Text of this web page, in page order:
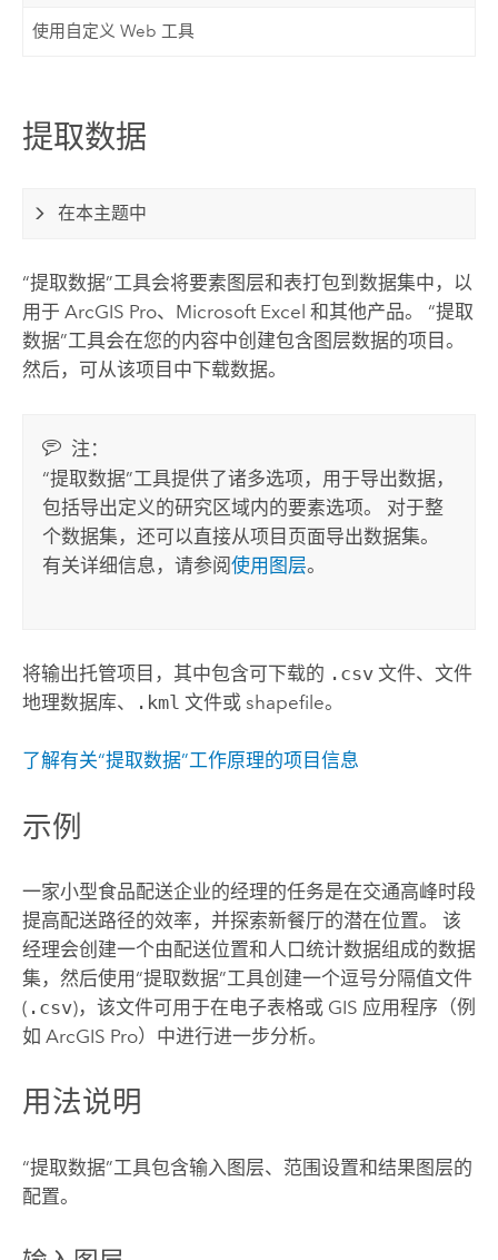
使用自定义 Web 工具
提取数据
在本主题中
“提取数据”工具会将要素图层和表打包到数据集中，以
用于 ArcGIS Pro、 Microsoft Excel 和其他产品。 “提取
数据”工具会在您的内容中创建包含图层数据的项目。
然后，可从该项目中下载数据。
注：
“提取数据”工具提供了诸多选项，用于导出数据，
包括导出定义的研究区域内的要素选项。 对于整
个数据集，还可以直接从项目页面导出数据集。
有关详细信息，请参阅使用图层。
将输出托管项目，其中包含可下载的 .csv文件、文件
地理数据库、
.kml 文件或 shapefile。
了解有关“提取数据”工作原理的项目信息
示例
一家小型食品配送企业的经理的任务是在交通高峰时段
提高配送路径的效率，并探索新餐厅的潜在位置。 该
经理会创建一个由配送位置和人口统计数据组成的数据
集，然后使用“提取数据”工具创建一个逗号分隔值文件
( .csv)，该文件可用于在电子表格或 GIS 应用程序（例
如 ArcGIS Pro）中进行进一步分析。
用法说明
“提取数据”工具包含输入图层、范围设置和结果图层的
配置。